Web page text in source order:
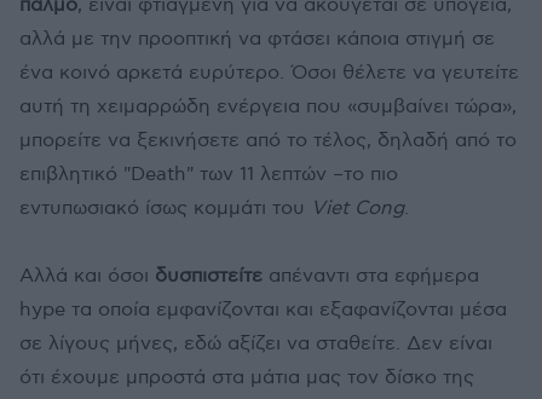
παλμό, είναι φτιαγμένη για να ακούγεται σε υπόγεια,
αλλά με την προοπτική να φτάσει κάποια στιγμή σε
ένα κοινό αρκετά ευρύτερο. Όσοι θέλετε να γευτείτε
αυτή τη χειμαρρώδη ενέργεια που «συμβαίνει τώρα»,
μπορείτε να ξεκινήσετε από το τέλος, δηλαδή από το
επιβλητικό "Death" των 11 λεπτών –το πιο
εντυπωσιακό ίσως κομμάτι του Viet Cong.
Αλλά και όσοι δυσπιστείτε απέναντι στα εφήμερα
hype τα οποία εμφανίζονται και εξαφανίζονται μέσα
σε λίγους μήνες, εδώ αξίζει να σταθείτε. Δεν είναι
ότι έχουμε μπροστά στα μάτια μας τον δίσκο της